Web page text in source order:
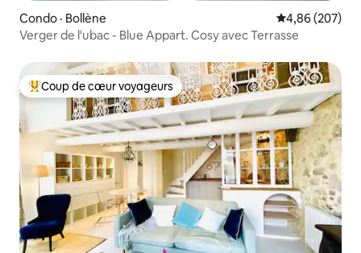
Condo · Bollène Note
4,86 (207)
Verger de l'ubac - Blue Appart. Cosy avec Terrasse
Coup de cœur voyageurs parmi les plus aimés
Coup de cœur voyageurs